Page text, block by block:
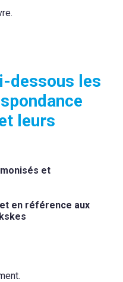
dessous les
leurs
et
en référence aux